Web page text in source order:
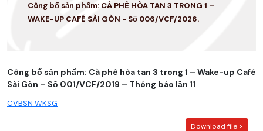
Công bố sản phẩm: CÀ PHÊ HÒA TAN 3 TRONG 1 –
WAKE-UP CAFÉ SÀI GÒN - Số 006/VCF/2026.
Công bố sản phẩm: Cà phê hòa tan 3 trong 1 – Wake-up Café
Sài Gòn – Số 001/VCF/2019 – Thông báo lần 11
CVBSN WKSG
Download file >